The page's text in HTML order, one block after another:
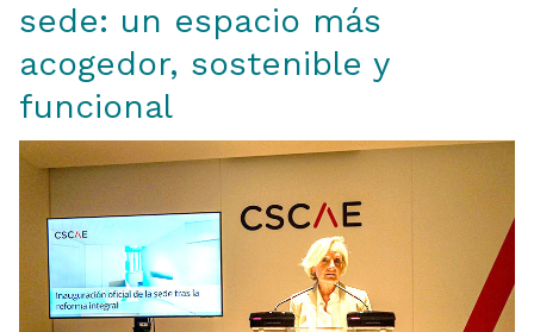
sede: un espacio más
acogedor, sostenible y
funcional